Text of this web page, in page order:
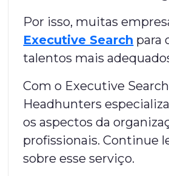
Por isso, muitas
Executive Search para
talentos mais
Com o Executive
Headhunters
os aspectos da
profissionais. Continue
sobre esse serviço.